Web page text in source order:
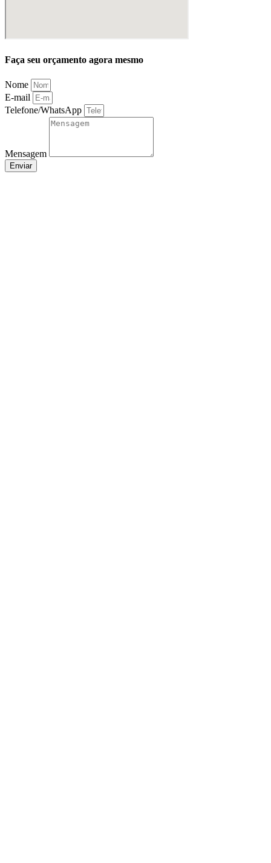
Faça seu orçamento agora mesmo
Nome
E-mail
Telefone/WhatsApp
Mensagem
Enviar